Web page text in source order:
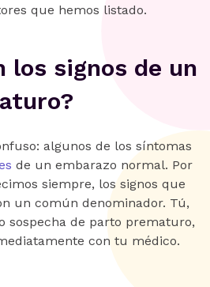
que hemos listado.
los signos de un
algunos de los síntomas
de un embarazo normal. Por
siempre, los signos que
un común denominador. Tú,
sospecha de parto prematuro,
con tu médico.